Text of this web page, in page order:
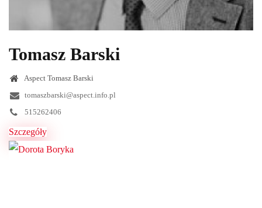
Tomasz Barski
Aspect Tomasz Barski
tomaszbarski@aspect.info.pl
515262406
Szczegóły